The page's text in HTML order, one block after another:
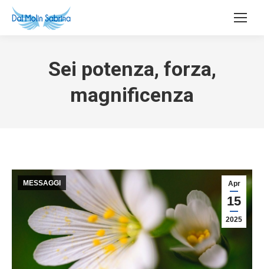
Sei potenza, forza,
magnificenza
Apr
15
2025
MESSAGGI